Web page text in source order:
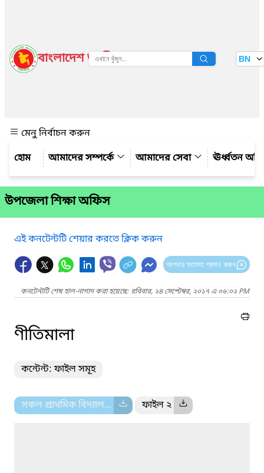
বাংলাদেশ জাতীয় তথ্য বাতায়ন BN
মেনু নির্বাচন করুন
আমাদের সম্পর্কে
আমাদের সেবা ঊর্ধ্বতন
উপজেলা শিক্ষা অফিস
এই কনটেন্টটি শেয়ার করতে ক্লিক করুন
আপনার মতামত প্রদান করুন
কনটেন্টটি শেষ হাল-নাগাদ করা হয়েছে: রবিবার, ২৪ সেপ্টেম্বর, ২০১৭ এ ০৬:০২ PM
ণীতিমালা
কন্টেন্ট: ফাইল সমূহ
সকল প্রাথমিক বিদ্যাল... ফাইল ২